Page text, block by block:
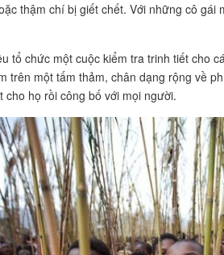
thậm chí bị giết chết. Với những cô
tổ chức một cuộc kiểm tra trinh tiết cho
trên một tấm thảm, chân dạng rộng về
cho họ rồi công bố với mọi người.